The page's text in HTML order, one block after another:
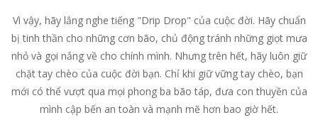
Vì vậy, hãy lắng nghe tiếng "Drip Drop" của cuộc đời. Hãy chuẩn
bị tinh thần cho những cơn bão, chủ động tránh những giọt mưa
nhỏ và gọi nắng về cho chính mình. Nhưng trên hết, hãy luôn giữ
chặt tay chèo của cuộc đời bạn. Chỉ khi giữ vững tay chèo, bạn
mới có thể vượt qua mọi phong ba bão táp, đưa con thuyền của
mình cập bến an toàn và mạnh mẽ hơn bao giờ hết.